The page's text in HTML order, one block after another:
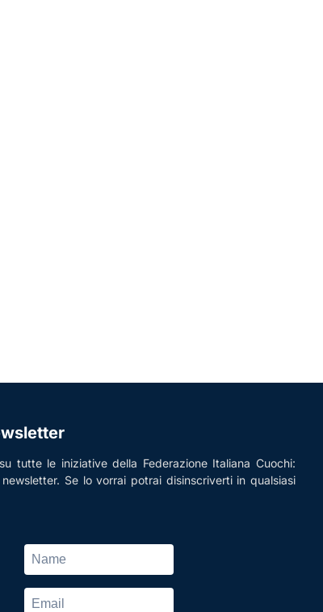
tutte le iniziative della Federazione Italiana Cuochi:
Se lo vorrai potrai disinscriverti in qualsiasi